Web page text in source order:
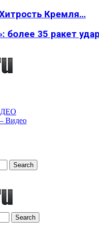
Кремля…
более 35 ракет
Видео
Search
Search